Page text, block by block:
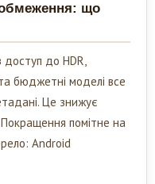
що
доступ до HDR,
та бюджетні моделі все
Це знижує
помітне на
Android